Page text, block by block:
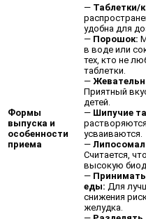
Формы
выпуска и
особенности
приема
— Таблетки/
удобна для
— Порошок:
в воде или
тех, кто не
таблетки.
—
Приятный
детей.
— Шипучие
усваиваются.
—
Считается,
высокую
—
еды: Для
снижения
желудка.